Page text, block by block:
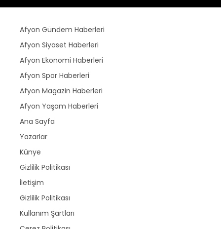
Afyon Gündem Haberleri
Afyon Siyaset Haberleri
Afyon Ekonomi Haberleri
Afyon Spor Haberleri
Afyon Magazin Haberleri
Afyon Yaşam Haberleri
Ana Sayfa
Yazarlar
Künye
Gizlilik Politikası
İletişim
Gizlilik Politikası
Kullanım Şartları